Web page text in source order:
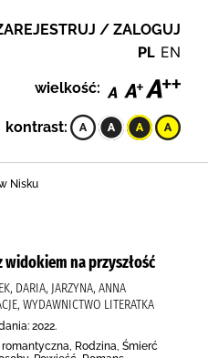
/ ZALOGUJ
PL EN
wielkość:
kontrast:
Nisku
widokiem na przyszłość
DARIA, JARZYNA, ANNA
WYDAWNICTWO LITERATKA
2022.
romantyczna, Rodzina, Śmierć